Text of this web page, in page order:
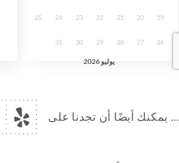
… يمكنك أيضًا أن تجدنا على